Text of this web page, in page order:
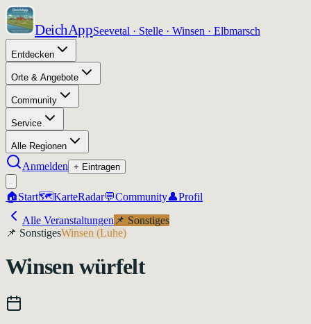
DeichAppSeevetal · Stelle · Winsen · Elbmarsch
Entdecken
Orte & Angebote
Community
Service
Alle Regionen
Anmelden + Eintragen
🏠Start🗺️KarteRadar💬Community👤Profil
Alle Veranstaltungen 📌 Sonstiges
📌 SonstigesWinsen (Luhe)
Winsen würfelt